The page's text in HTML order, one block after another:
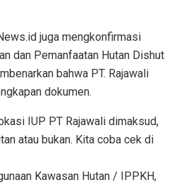
juga mengkonfirmasi
dan Pemanfaatan Hutan Dishut
bahwa PT. Rajawali
dokumen.
IUP PT Rajawali dimaksud,
atau bukan. Kita coba cek di
Kawasan Hutan / IPPKH,